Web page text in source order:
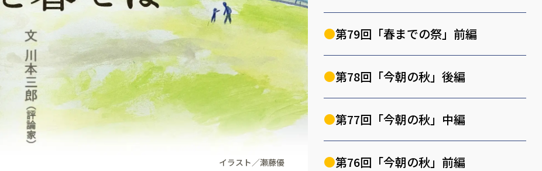
イラスト／瀬藤優
第79回「春までの祭」前編
第78回「今朝の秋」後編
第77回「今朝の秋」中編
第76回「今朝の秋」前編